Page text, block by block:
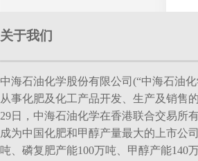
关于我们
中海石油化学股份有限公司(“中海石油
从事化肥及化工产品开发、生产及销售
29日，中海石油化学在香港联合交易所
成为中国化肥和甲醇产量最大的上市公
吨、磷复肥产能100万吨、甲醇产能140